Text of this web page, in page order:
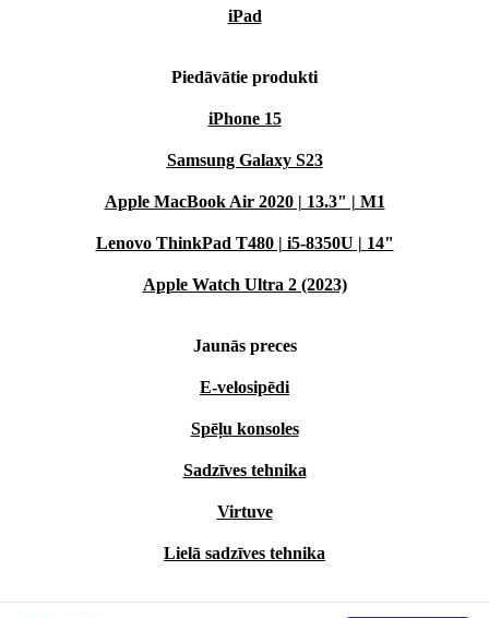
iPad
Piedāvātie produkti
iPhone 15
Samsung Galaxy S23
Apple MacBook Air 2020 | 13.3" | M1
Lenovo ThinkPad T480 | i5-8350U | 14"
Apple Watch Ultra 2 (2023)
Jaunās preces
E-velosipēdi
Spēļu konsoles
Sadzīves tehnika
Virtuve
Lielā sadzīves tehnika